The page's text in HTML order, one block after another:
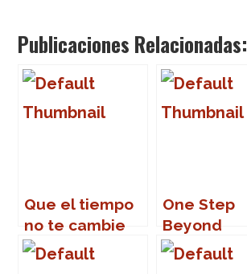
Publicaciones Relacionadas:
Que el tiempo
no te cambie
One Step
Beyond